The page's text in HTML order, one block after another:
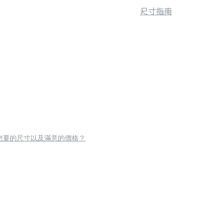
尺寸指南
要的尺寸以及滿意的價格？